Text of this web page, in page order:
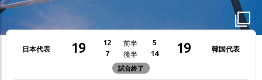
日本代表 19 12 前半
5
7
後半 14
試合終了
19 韓国代表